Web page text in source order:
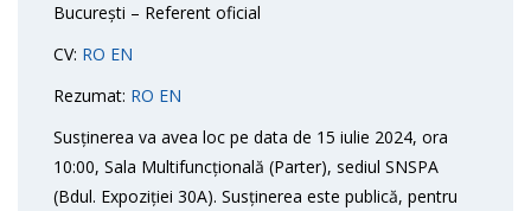
București – Referent oficial
CV: RO EN
Rezumat: RO EN
Susținerea va avea loc pe data de 15 iulie 2024, ora
10:00, Sala Multifuncțională (Parter), sediul SNSPA
(Bdul. Expoziției 30A). Susținerea este publică, pentru